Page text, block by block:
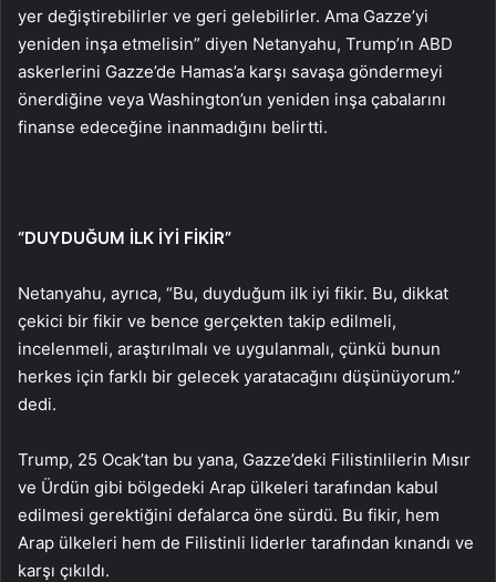
yer değiştirebilirler ve geri gelebilirler. Ama Gazze’yi
yeniden inşa etmelisin” diyen Netanyahu, Trump’ın ABD
askerlerini Gazze’de Hamas’a karşı savaşa göndermeyi
önerdiğine veya Washington’un yeniden inşa çabalarını
finanse edeceğine inanmadığını belirtti.
“DUYDUĞUM İLK İYİ FİKİR”
Netanyahu, ayrıca, “Bu, duyduğum ilk iyi fikir. Bu, dikkat
çekici bir fikir ve bence gerçekten takip edilmeli,
incelenmeli, araştırılmalı ve uygulanmalı, çünkü bunun
herkes için farklı bir gelecek yaratacağını düşünüyorum.”
dedi.
Trump, 25 Ocak’tan bu yana, Gazze’deki Filistinlilerin Mısır
ve Ürdün gibi bölgedeki Arap ülkeleri tarafından kabul
edilmesi gerektiğini defalarca öne sürdü. Bu fikir, hem
Arap ülkeleri hem de Filistinli liderler tarafından kınandı ve
karşı çıkıldı.